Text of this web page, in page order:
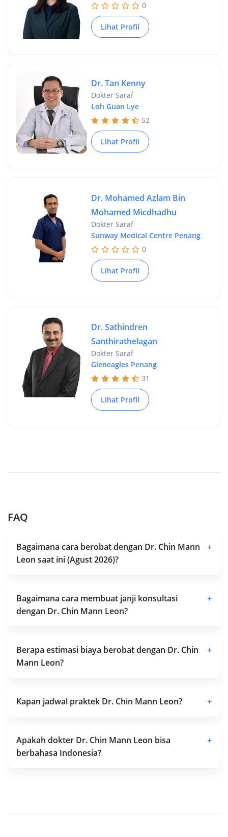
0
Lihat Profil
Dr. Tan Kenny
Dokter Saraf
Loh Guan Lye
52
Lihat Profil
Dr. Mohamed Azlam Bin
Mohamed Micdhadhu
Dokter Saraf
Sunway Medical Centre Penang
0
Lihat Profil
Dr. Sathindren
Santhirathelagan
Dokter Saraf
Gleneagles Penang
31
Lihat Profil
FAQ
Bagaimana cara berobat dengan Dr. Chin Mann
Leon saat ini (Agust 2026)?
+
Bagaimana cara membuat janji konsultasi
dengan Dr. Chin Mann Leon?
+
Berapa estimasi biaya berobat dengan Dr. Chin
Mann Leon?
+
Kapan jadwal praktek Dr. Chin Mann Leon? +
Apakah dokter Dr. Chin Mann Leon bisa
berbahasa Indonesia?
+